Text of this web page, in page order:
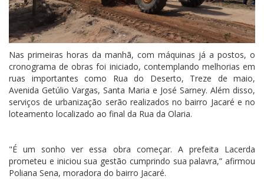
Nas primeiras horas da manhã, com máquinas já a postos, o
cronograma de obras foi iniciado, contemplando melhorias em
ruas importantes como Rua do Deserto, Treze de maio,
Avenida Getúlio Vargas, Santa Maria e José Sarney. Além disso,
serviços de urbanização serão realizados no bairro Jacaré e no
loteamento localizado ao final da Rua da Olaria.
"É um sonho ver essa obra começar. A prefeita Lacerda
prometeu e iniciou sua gestão cumprindo sua palavra,” afirmou
Poliana Sena, moradora do bairro Jacaré.